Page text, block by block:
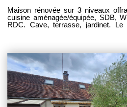
Maison rénovée sur 3 niveaux
cuisine aménagée/équipée, SDB,
RDC. Cave, terrasse, jardinet. Le